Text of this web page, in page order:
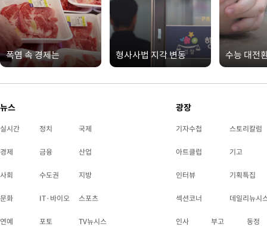
폭염 속 경제는 형사사법 지각 변동 수능 대전
뉴스
실시간 정치 국제
경제 금융 산업
사회 수도권 지방
문화 IT·바이오 스포츠
연예 포토 TV뉴시스
광장
기자수첩 스토리칼럼
아트클럽 기고
인터뷰 기획특집
섹션코너 데일리뉴시
인사 부고 동정